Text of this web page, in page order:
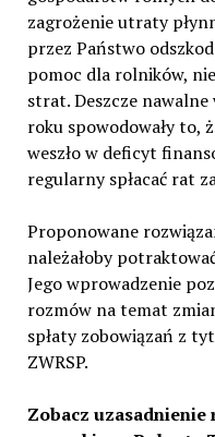
zagrożenie utraty
przez Państwo
pomoc dla rolników,
strat. Deszcze
roku spowodowały to,
weszło w deficyt
regularny spłacać rat
Proponowane
należałoby
Jego wprowadzenie
rozmów na temat
spłaty zobowiązań z
ZWRSP.
Zobacz